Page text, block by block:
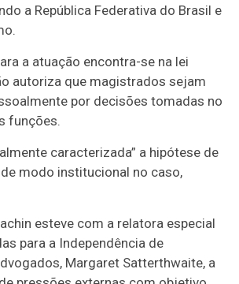
a República Federativa do Brasil e
a atuação encontra-se na lei
autoriza que magistrados sejam
por decisões tomadas no
funções.
caracterizada” a hipótese de
modo institucional no caso,
esteve com a relatora especial
para a Independência de
Margaret Satterthwaite, a